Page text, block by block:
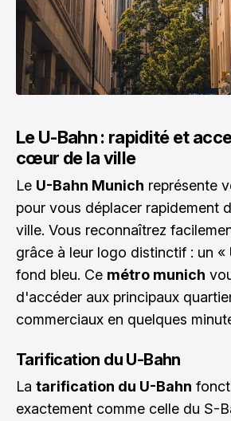
Le U-Bahn : rapidité et
cœur de la ville
Le U-Bahn Munich représente
pour vous déplacer rapidement
ville. Vous reconnaîtrez
grâce à leur logo distinctif : un «
fond bleu. Ce métro munich
d'accéder aux principaux
commerciaux en quelques
Tarification du U-Bahn
La tarification du U-Bahn
exactement comme celle du S-